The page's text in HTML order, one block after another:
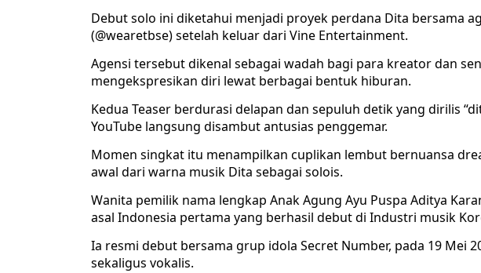
Debut solo ini diketahui menjadi proyek perdana Dita bersama
(@wearetbse) setelah keluar dari Vine Entertainment.
Agensi tersebut dikenal sebagai wadah bagi para kreator dan
mengekspresikan diri lewat berbagai bentuk hiburan.
Kedua Teaser berdurasi delapan dan sepuluh detik yang dirilis
YouTube langsung disambut antusias penggemar.
Momen singkat itu menampilkan cuplikan lembut bernuansa
awal dari warna musik Dita sebagai solois.
Wanita pemilik nama lengkap Anak Agung Ayu Puspa Aditya
asal Indonesia pertama yang berhasil debut di Industri musik
Ia resmi debut bersama grup idola Secret Number, pada 19 Mei
sekaligus vokalis.